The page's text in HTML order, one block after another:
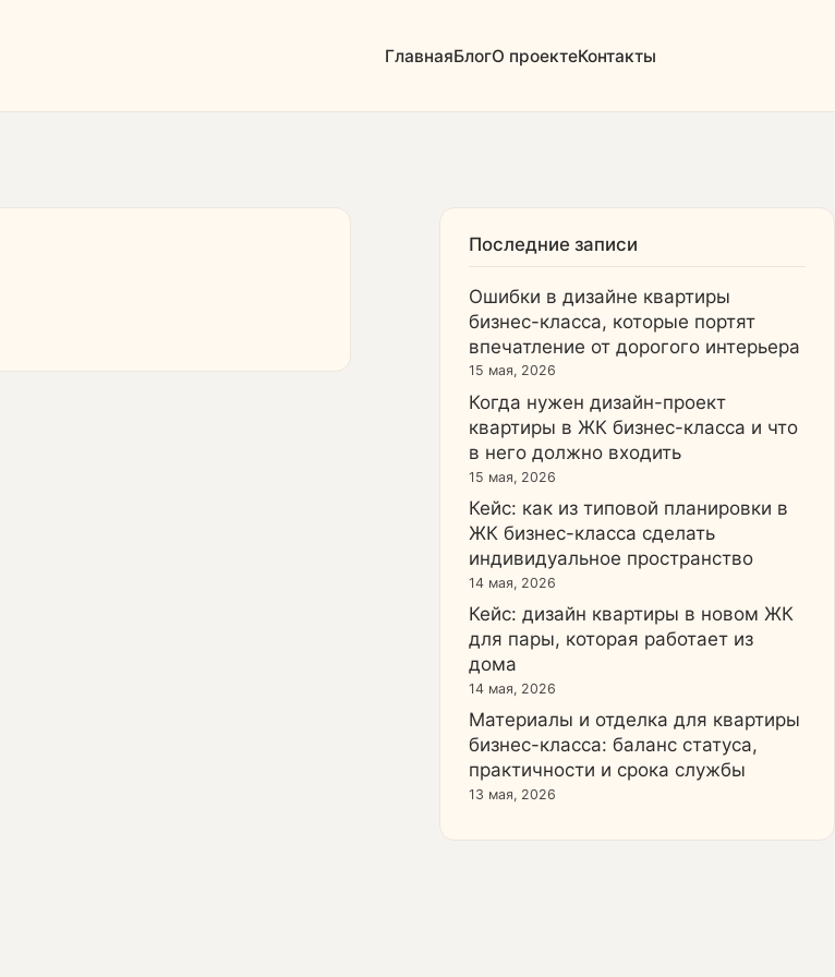
ГлавнаяБлогО проектеКонтакты
Последние записи
Ошибки в дизайне квартиры
бизнес-класса, которые портят
впечатление от дорогого интерьера
15 мая, 2026
Когда нужен дизайн-проект
квартиры в ЖК бизнес-класса и что
в него должно входить
15 мая, 2026
Кейс: как из типовой планировки в
ЖК бизнес-класса сделать
индивидуальное пространство
14 мая, 2026
Кейс: дизайн квартиры в новом ЖК
для пары, которая работает из
дома
14 мая, 2026
Материалы и отделка для квартиры
бизнес-класса: баланс статуса,
практичности и срока службы
13 мая, 2026